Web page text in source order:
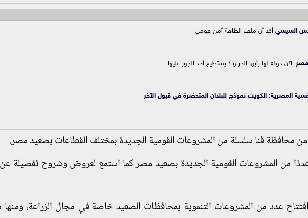
السيسيأكد أن ملف الطاقة أمن قومي
مصر الآن دولة لها رأيها الحر ولا يستطيع أحد الجور عليها
المصرية: الكويت نموذج للبلدان المتحضرة في قبول الآخر
محافظة قنا سلسلة من المشروعات القومية الجديدة بمختلف القطاعات بصعيد مصر.
من المشروعات القومية الجديدة بصعيد مصر كما استمع لعروض وشروح تفصيلة عن
عدد من المشروعات التنموية بمحافظات الصعيد خاصة في مجال الزراعة،